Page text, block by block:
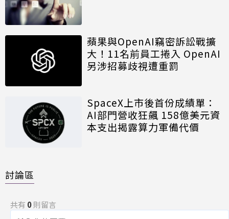
蘋果與OpenAI竊密訴訟戰擴
大！11名前員工捲入 OpenAI
另涉招募歧視遭重罰
SpaceX上市後首份成績單：
AI部門營收狂飆 158億美元資
本支出揭露算力軍備代價
討論區
共有 0則留言